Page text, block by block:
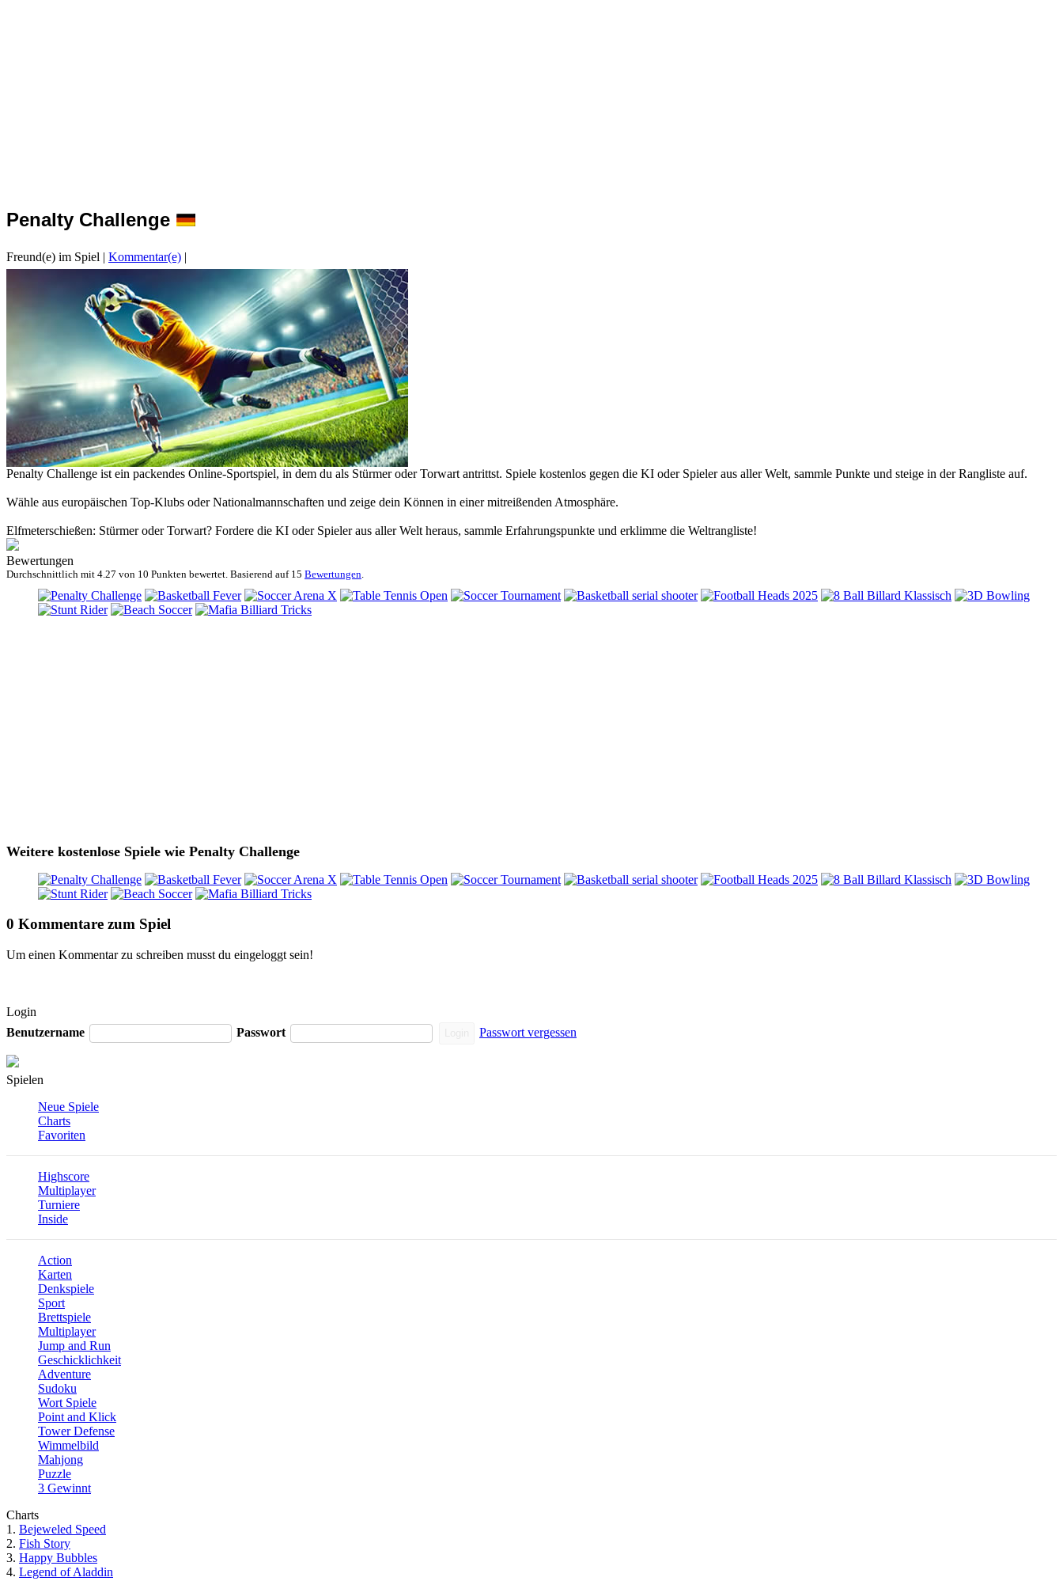
Penalty Challenge
Freund(e) im Spiel | Kommentar(e) |
Penalty Challenge ist ein packendes Online-Sportspiel, in dem du als Stürmer oder Torwart antrittst. Spiele kostenlos gegen die KI oder Spieler aus aller Welt, sammle Punkte und steige in der Rangliste auf.
Wähle aus europäischen Top-Klubs oder Nationalmannschaften und zeige dein Können in einer mitreißenden Atmosphäre.
Elfmeterschießen: Stürmer oder Torwart? Fordere die KI oder Spieler aus aller Welt heraus, sammle Erfahrungspunkte und erklimme die Weltrangliste!
Bewertungen
Durchschnittlich mit 4.27 von 10 Punkten bewertet. Basierend auf 15 Bewertungen
Weitere kostenlose Spiele wie Penalty Challenge
0 Kommentare zum Spiel
Um einen Kommentar zu schreiben musst du eingeloggt sein!
Login
Benutzername
Passwort Passwort vergessen
Spielen
Neue Spiele
Charts
Favoriten
Highscore
Multiplayer
Turniere
Inside
Action
Karten
Denkspiele
Sport
Brettspiele
Multiplayer
Jump and Run
Geschicklichkeit
Adventure
Sudoku
Wort Spiele
Point and Klick
Tower Defense
Wimmelbild
Mahjong
Puzzle
3 Gewinnt
Charts
1. Bejeweled Speed
2. Fish Story
3. Happy Bubbles
4. Legend of Aladdin